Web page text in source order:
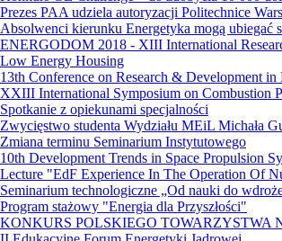
Prezes PAA udziela autoryzacji Politechnice
Absolwenci kierunku Energetyka mogą ubiegać
ENERGODOM 2018 - XIII International
Low Energy Housing
13th Conference on Research & Development
XXIII International Symposium on Combustion
Spotkanie z opiekunami specjalności
Zwycięstwo studenta Wydziału MEiL Michała
Zmiana terminu Seminarium Instytutowego
10th Development Trends in Space Propulsion
Lecture "EdF Experience In The Operation Of
Seminarium technologiczne „Od nauki do
Program stażowy "Energia dla Przyszłości"
KONKURS POLSKIEGO TOWARZYSTWA